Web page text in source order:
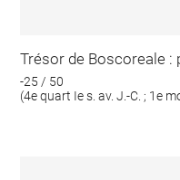
Trésor de Boscoreale :
-25 / 50
(4e quart Ie s. av. J.-C. ; 1e